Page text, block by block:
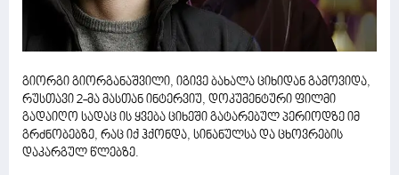
გიორგი გიორგანაშვილი, იგივე ბახალა ციხიდან გამოვიდა,
რუსთავი 2-მა მასთან ინტერვიუ, დოკუმენტური ფილმი
გადაიღო სადაც ის ყვება ციხეში გატარებულ პერიოდზე იმ
გრძნობებზე, რაც იქ ჰქონდა, სინანულსა და ცხოვრების
დაკარგულ წლებზე.